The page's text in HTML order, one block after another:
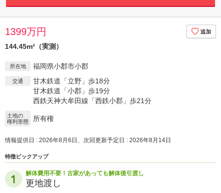
1399万円
144.45m²（実測）
所在地 福岡県小郡市小郡
交通
甘木鉄道「立野」歩18分
甘木鉄道「小郡」歩19分
西鉄天神大牟田線「西鉄小郡」歩21分
土地の
権利形態
所有権
情報提供日 : 2026年8月6日、次回更新予定日 : 2026年8月14日
特徴ピックアップ
解体費用不要！古家があっても解体後引渡し
更地渡し